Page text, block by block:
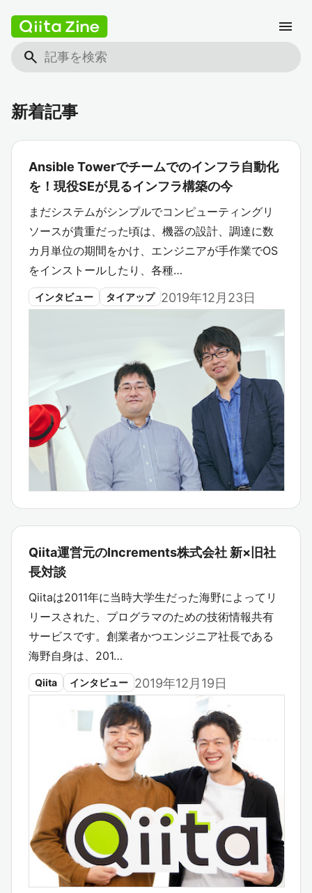
search
menu
新着記事
Ansible Towerでチームでのインフラ自動化
を！現役SEが見るインフラ構築の今
まだシステムがシンプルでコンピューティングリ
ソースが貴重だった頃は、機器の設計、調達に数
カ月単位の期間をかけ、エンジニアが手作業でOS
をインストールしたり、各種…
インタビュー タイアップ 2019年12月23日
Qiita運営元のIncrements株式会社 新×旧社
長対談
Qiitaは2011年に当時大学生だった海野によってリ
リースされた、プログラマのための技術情報共有
サービスです。創業者かつエンジニア社長である
海野自身は、201…
Qiita インタビュー 2019年12月19日